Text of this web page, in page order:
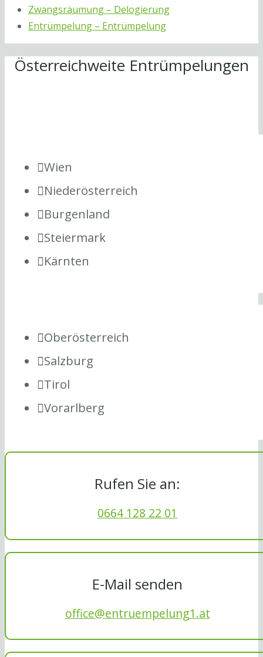
Zwangsräumung – Delogierung
Entrümpelung – Entrümpelung
Österreichweite Entrümpelungen
Wien
Niederösterreich
Burgenland
Steiermark
Kärnten
Oberösterreich
Salzburg
Tirol
Vorarlberg
Rufen Sie an:
0664 128 22 01
E-Mail senden
office@entruempelung1.at